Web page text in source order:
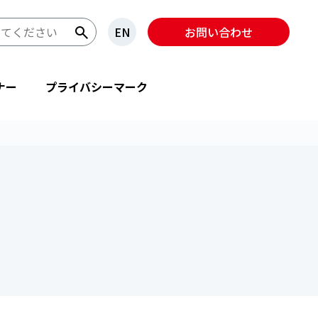
EN お問い合わせ
ー プライバシーマーク